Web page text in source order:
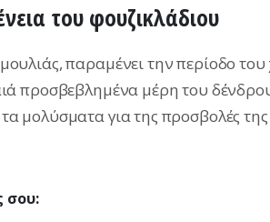
του φουζικλάδιου
παραμένει την περίοδο
προσβεβλημένα μέρη του
μολύσματα για της προσβολές
σου: